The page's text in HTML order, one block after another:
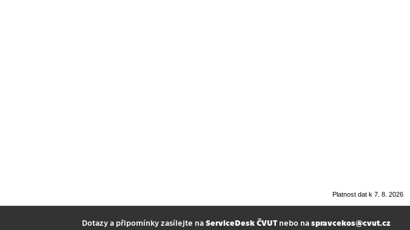
Platnost dat k 7. 8. 2026
Dotazy a připomínky zasílejte naServiceDesk ČVUTnebo naspravcekos@cvut.cz